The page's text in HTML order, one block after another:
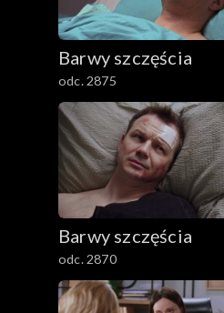
Barwy szczęścia
odc. 2875
Barwy szczęścia
odc. 2870